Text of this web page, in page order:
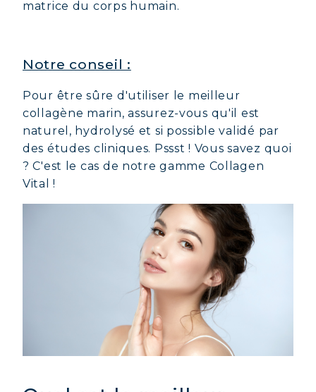
matrice du corps humain.
Notre conseil :
Pour être sûre d'utiliser le meilleur
collagène marin, assurez-vous qu'il est
naturel, hydrolysé et si possible validé par
des études cliniques. Pssst ! Vous savez quoi
? C'est le cas de notre gamme Collagen
Vital !